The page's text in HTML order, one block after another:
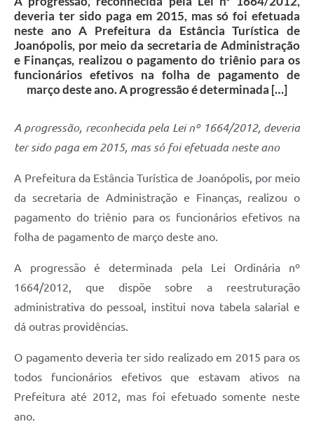
Telefones Úteis
Agenda
Ouvidoria
deveria ter sido paga em 2015, mas só foi efetuada
neste ano A Prefeitura da Estância Turística de
Joanópolis, por meio da secretaria de Administração
e Finanças, realizou o pagamento do triênio para os
funcionários efetivos na folha de pagamento de
março deste ano. A progressão é determinada […]
A progressão, reconhecida pela Lei nº 1664/2012, deveria
ter sido paga em 2015, mas só foi efetuada neste ano
A Prefeitura da Estância Turística de Joanópolis, por meio
da secretaria de Administração e Finanças, realizou o
pagamento do triênio para os funcionários efetivos na
folha de pagamento de março deste ano.
A progressão é determinada pela Lei Ordinária nº
1664/2012, que dispõe sobre a reestruturação
administrativa do pessoal, institui nova tabela salarial e
dá outras providências.
O pagamento deveria ter sido realizado em 2015 para os
todos funcionários efetivos que estavam ativos na
Prefeitura até 2012, mas foi efetuado somente neste
ano.